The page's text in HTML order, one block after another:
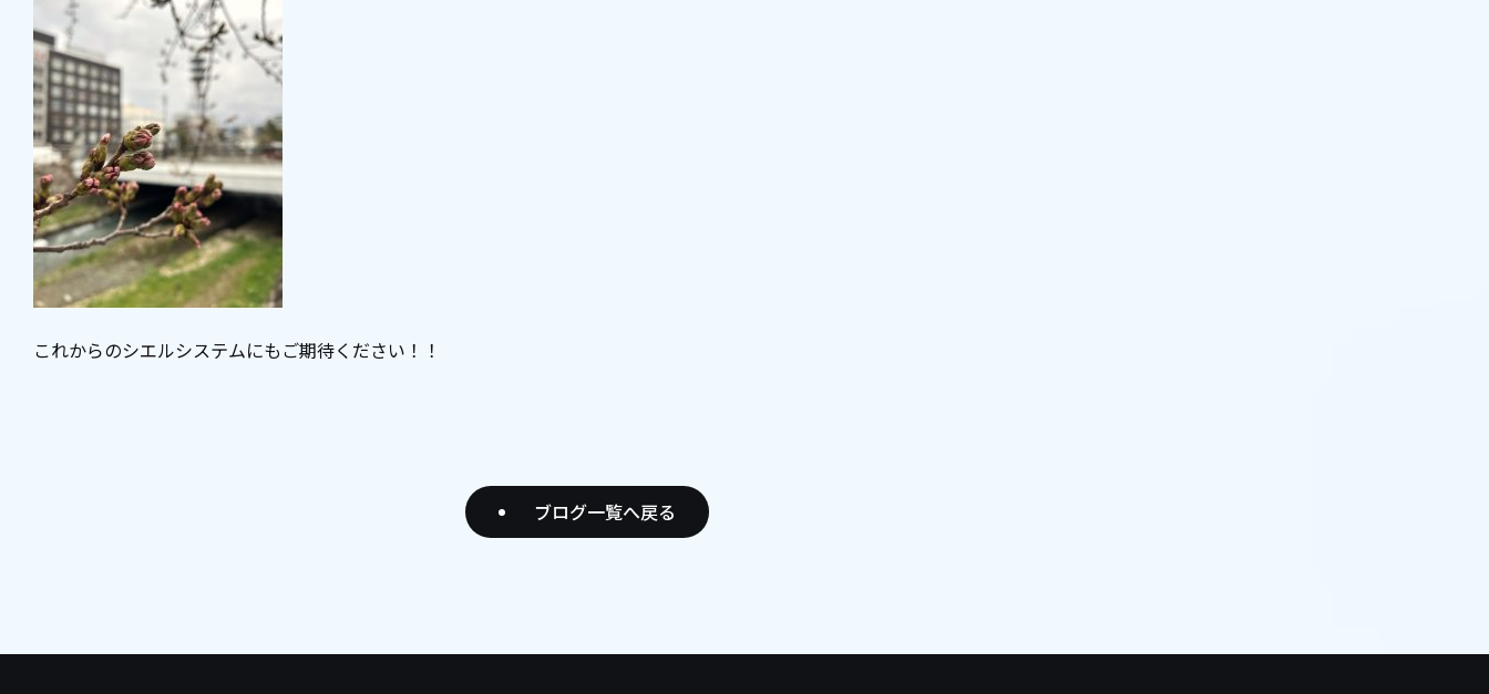
これからのシエルシステムにもご期待ください！！
ブログ一覧へ戻る